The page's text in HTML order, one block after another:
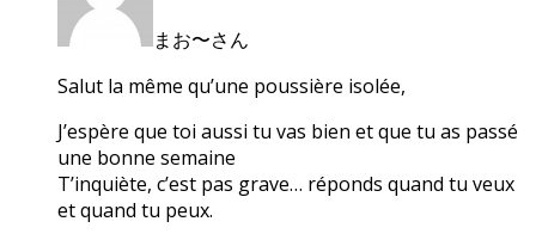
まお〜さん
Salut la même qu’une poussière isolée,
J’espère que toi aussi tu vas bien et que tu as passé
une bonne semaine
T’inquiète, c’est pas grave… réponds quand tu veux
et quand tu peux.